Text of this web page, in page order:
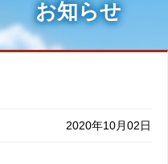
お知らせ
2020年10月02日